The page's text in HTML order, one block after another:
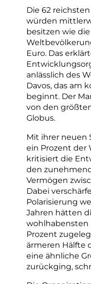
Die 62
würden
besitzen wie
Euro. Das
anlässlich des
Davos, das am
beginnt. Der
von den
Globus.
Mit ihrer neuen
ein Prozent der
kritisiert die
den
Vermögen
Dabei
Polarisierung
Jahren hätten
wohlhabensten
Prozent
ärmeren Hälfte
eine ähnliche
zurückging,